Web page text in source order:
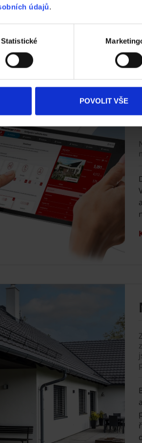
údajů.
Statistické
POVOLIT VŠE
wienerberger?